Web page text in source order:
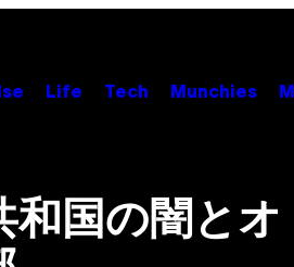
Life Tech Munchies
和国の闇とオ